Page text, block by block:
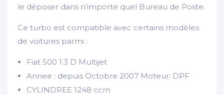
le déposer dans n’importe quel Bureau de Poste.
Ce turbo est compatible avec certains modèles
de voitures parmi :
Fiat 500 1.3 D Multijet
Annee : depuis Octobre 2007 Moteur: DPF
CYLINDREE 1248 ccm